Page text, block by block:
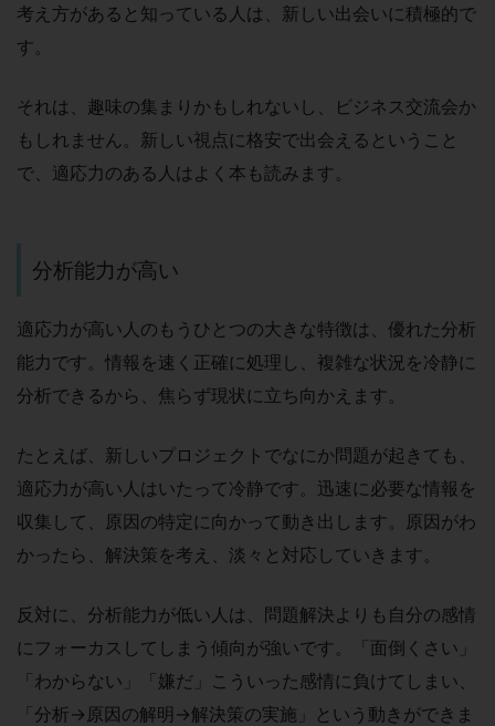
考え方があると知っている人は、新しい出会いに積極的で
す。
それは、趣味の集まりかもしれないし、ビジネス交流会か
もしれません。新しい視点に格安で出会えるということ
で、適応力のある人はよく本も読みます。
分析能力が高い
適応力が高い人のもうひとつの大きな特徴は、優れた分析
能力です。情報を速く正確に処理し、複雑な状況を冷静に
分析できるから、焦らず現状に立ち向かえます。
たとえば、新しいプロジェクトでなにか問題が起きても、
適応力が高い人はいたって冷静です。迅速に必要な情報を
収集して、原因の特定に向かって動き出します。原因がわ
かったら、解決策を考え、淡々と対応していきます。
反対に、分析能力が低い人は、問題解決よりも自分の感情
にフォーカスしてしまう傾向が強いです。「面倒くさい」
「わからない」「嫌だ」こういった感情に負けてしまい、
「分析→原因の解明→解決策の実施」という動きができま